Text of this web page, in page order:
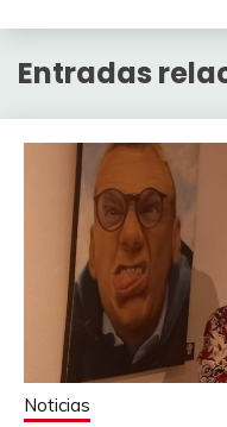
Entradas
Noticias